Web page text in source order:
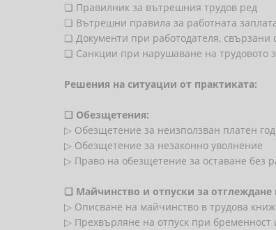
❏ Правилник за вътрешния трудов ред
❏ Вътрешни правила за работната
❏ Документи при работодателя, свързани
❏ Санкции при нарушаване на трудовото
Решения на ситуации от практиката:
❏ Обезщетения:
▷ Обезщетение за неизползван платен
▷ Обезщетение за незаконно уволнение
▷ Право на обезщетение за оставане без
❏ Майчинство и отпуски за отглеждане
▷ Описване на майчинство в трудова
▷ Прехвърляне на отпуск при бременност